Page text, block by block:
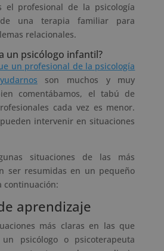
el profesional de la psicología
una terapia familiar para
relacionales.
un psicólogo infantil?
un profesional de la psicología
son muchos y muy
comentábamos, el tabú de
cada vez es menor.
intervenir en situaciones
situaciones de las más
ser resumidas en un pequeño
continuación:
aprendizaje
más claras en las que
psicólogo o psicoterapeuta